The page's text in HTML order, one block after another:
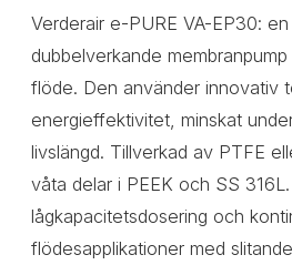
Verderair e-PURE VA-EP30:
dubbelverkande
flöde. Den använder innovativ
energieffektivitet, minskat
livslängd. Tillverkad av PTFE
våta delar i PEEK och SS
lågkapacitetsdosering och
flödesapplikationer med